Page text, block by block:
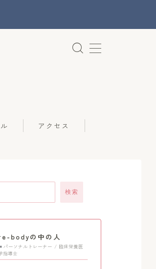
アクセス
検索
bodyの中の人
パーソナルトレーナー / 臨床栄養医
指導士